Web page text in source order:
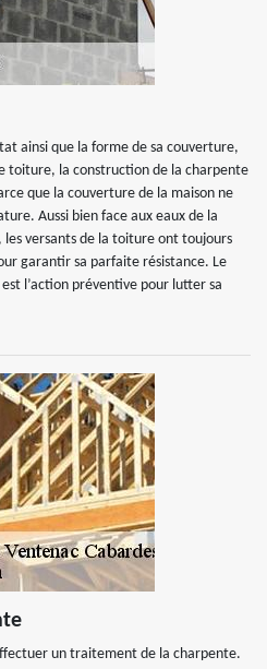
ainsi que la forme de sa couverture,
toiture, la construction de la charpente
que la couverture de la maison ne
Aussi bien face aux eaux de la
versants de la toiture ont toujours
garantir sa parfaite résistance. Le
l’action préventive pour lutter sa
un traitement de la charpente.